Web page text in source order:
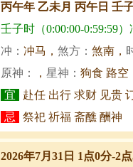
丙午年 乙未月 丙午日 壬
壬子时（0:00:00-0:59:59
冲： 冲马， 煞方： 煞南，
原神：
， 星神： 狗食 路空
宜
赴任 出行 求财 见贵
忌
祭祀 祈福 斋醮 酬神
2026年7月31日 1点0分-2